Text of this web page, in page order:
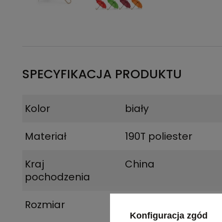
SPECYFIKACJA PRODUKTU
Kolor
biały
Materiał
190T poliester
Kraj
pochodzenia
China
Rozmiar
Konfiguracja zgód